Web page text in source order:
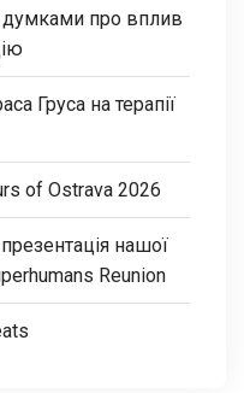
думками про вплив
Груса на терапії
of Ostrava 2026
нашої
Reunion